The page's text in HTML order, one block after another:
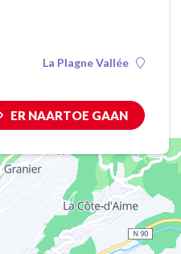
La Plagne Vallée
ER NAARTOE GAAN